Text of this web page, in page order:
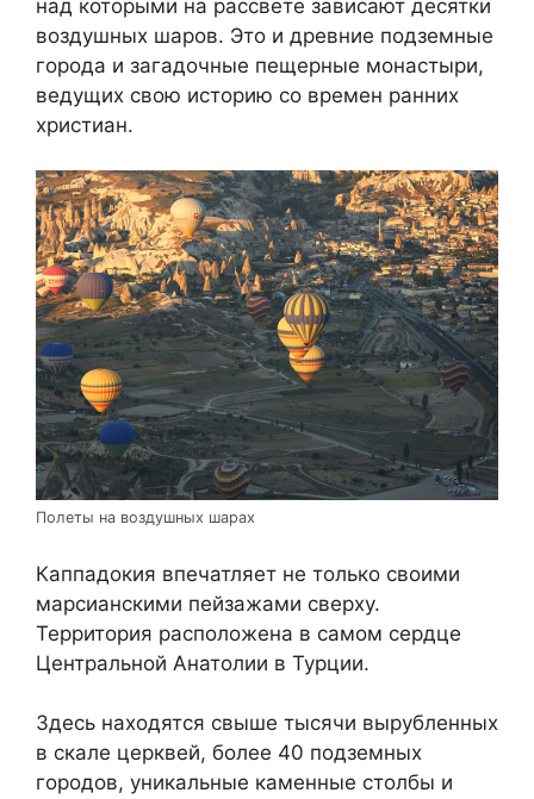
над которыми на рассвете зависают десятки
воздушных шаров. Это и древние подземные
города и загадочные пещерные монастыри,
ведущих свою историю со времен ранних
христиан.
Полеты на воздушных шарах
Каппадокия впечатляет не только своими
марсианскими пейзажами сверху.
Территория расположена в самом сердце
Центральной Анатолии в Турции.
Здесь находятся свыше тысячи вырубленных
в скале церквей, более 40 подземных
городов, уникальные каменные столбы и